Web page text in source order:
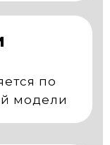
по
модели